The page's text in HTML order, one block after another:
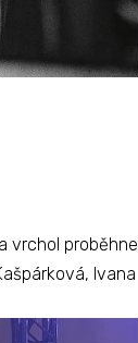
vrchol proběhne
Ivana